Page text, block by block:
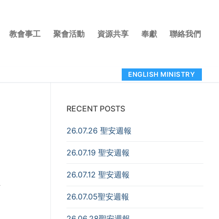
教會事工 聚會活動 資源共享 奉獻 聯絡我們
ENGLISH MINISTRY
RECENT POSTS
26.07.26 聖安週報
26.07.19 聖安週報
26.07.12 聖安週報
26.07.05聖安週報